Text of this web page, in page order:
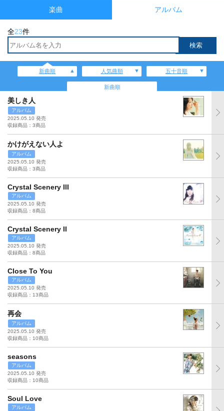
楽曲 アルバム
全23件
新曲順 人気曲順 五十音順
新曲順
美しき人
アルバム
2025.05.10 発売
収録商品：3商品
かけがえない人よ
アルバム
2025.05.10 発売
収録商品：3商品
Crystal Scenery III
アルバム
2025.05.10 発売
収録商品：8商品
Crystal Scenery II
アルバム
2025.05.10 発売
収録商品：8商品
Close To You
アルバム
2025.05.10 発売
収録商品：13商品
再会
アルバム
2025.05.10 発売
収録商品：10商品
seasons
アルバム
2025.05.10 発売
収録商品：10商品
Soul Love
アルバム